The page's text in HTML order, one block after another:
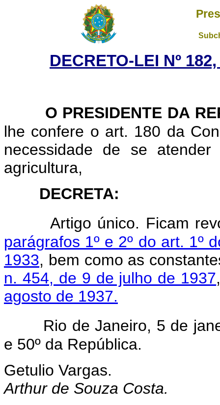
DECRETO-LEI Nº
O PRESIDENTE DA
lhe confere o art. 180 da
necessidade de se
agricultura,
DECRETA:
Artigo único. Ficam
parágrafos 1º e 2º do art. 1º
1933, bem como as
n. 454, de 9 de julho de 1937
agosto de 1937.
Rio de Janeiro, 5 de
e 50º da República.
Getulio Vargas.
Arthur de Souza Costa.